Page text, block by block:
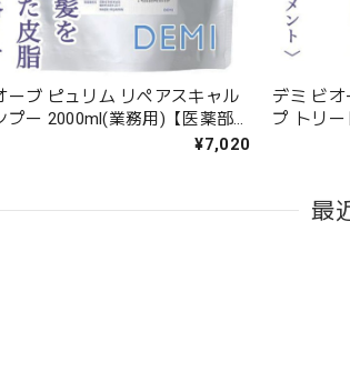
ーブ ピュリム リペアスキャル
プー 2000ml(業務用)【医薬部
¥7,020
デミ ビ
プ トリ
最